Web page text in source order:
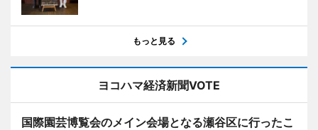
もっと見る
ヨコハマ経済新聞VOTE
国際園芸博覧会のメイン会場となる瀬谷区に行ったこ